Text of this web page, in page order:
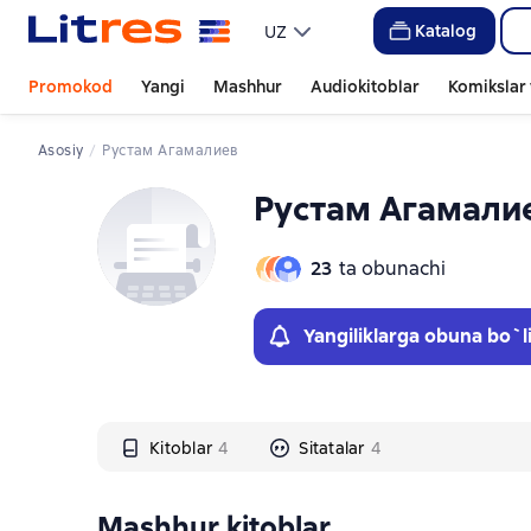
UZ Katalog
Promokod Yangi Mashhur Audiokitoblar
Asosiy Рустам Агамалиев
Рустам
23 ta obunachi
Yangiliklarga obuna
Kitoblar 4 Sitatalar 4
Слайдер с книгами
Слайдер с книгами